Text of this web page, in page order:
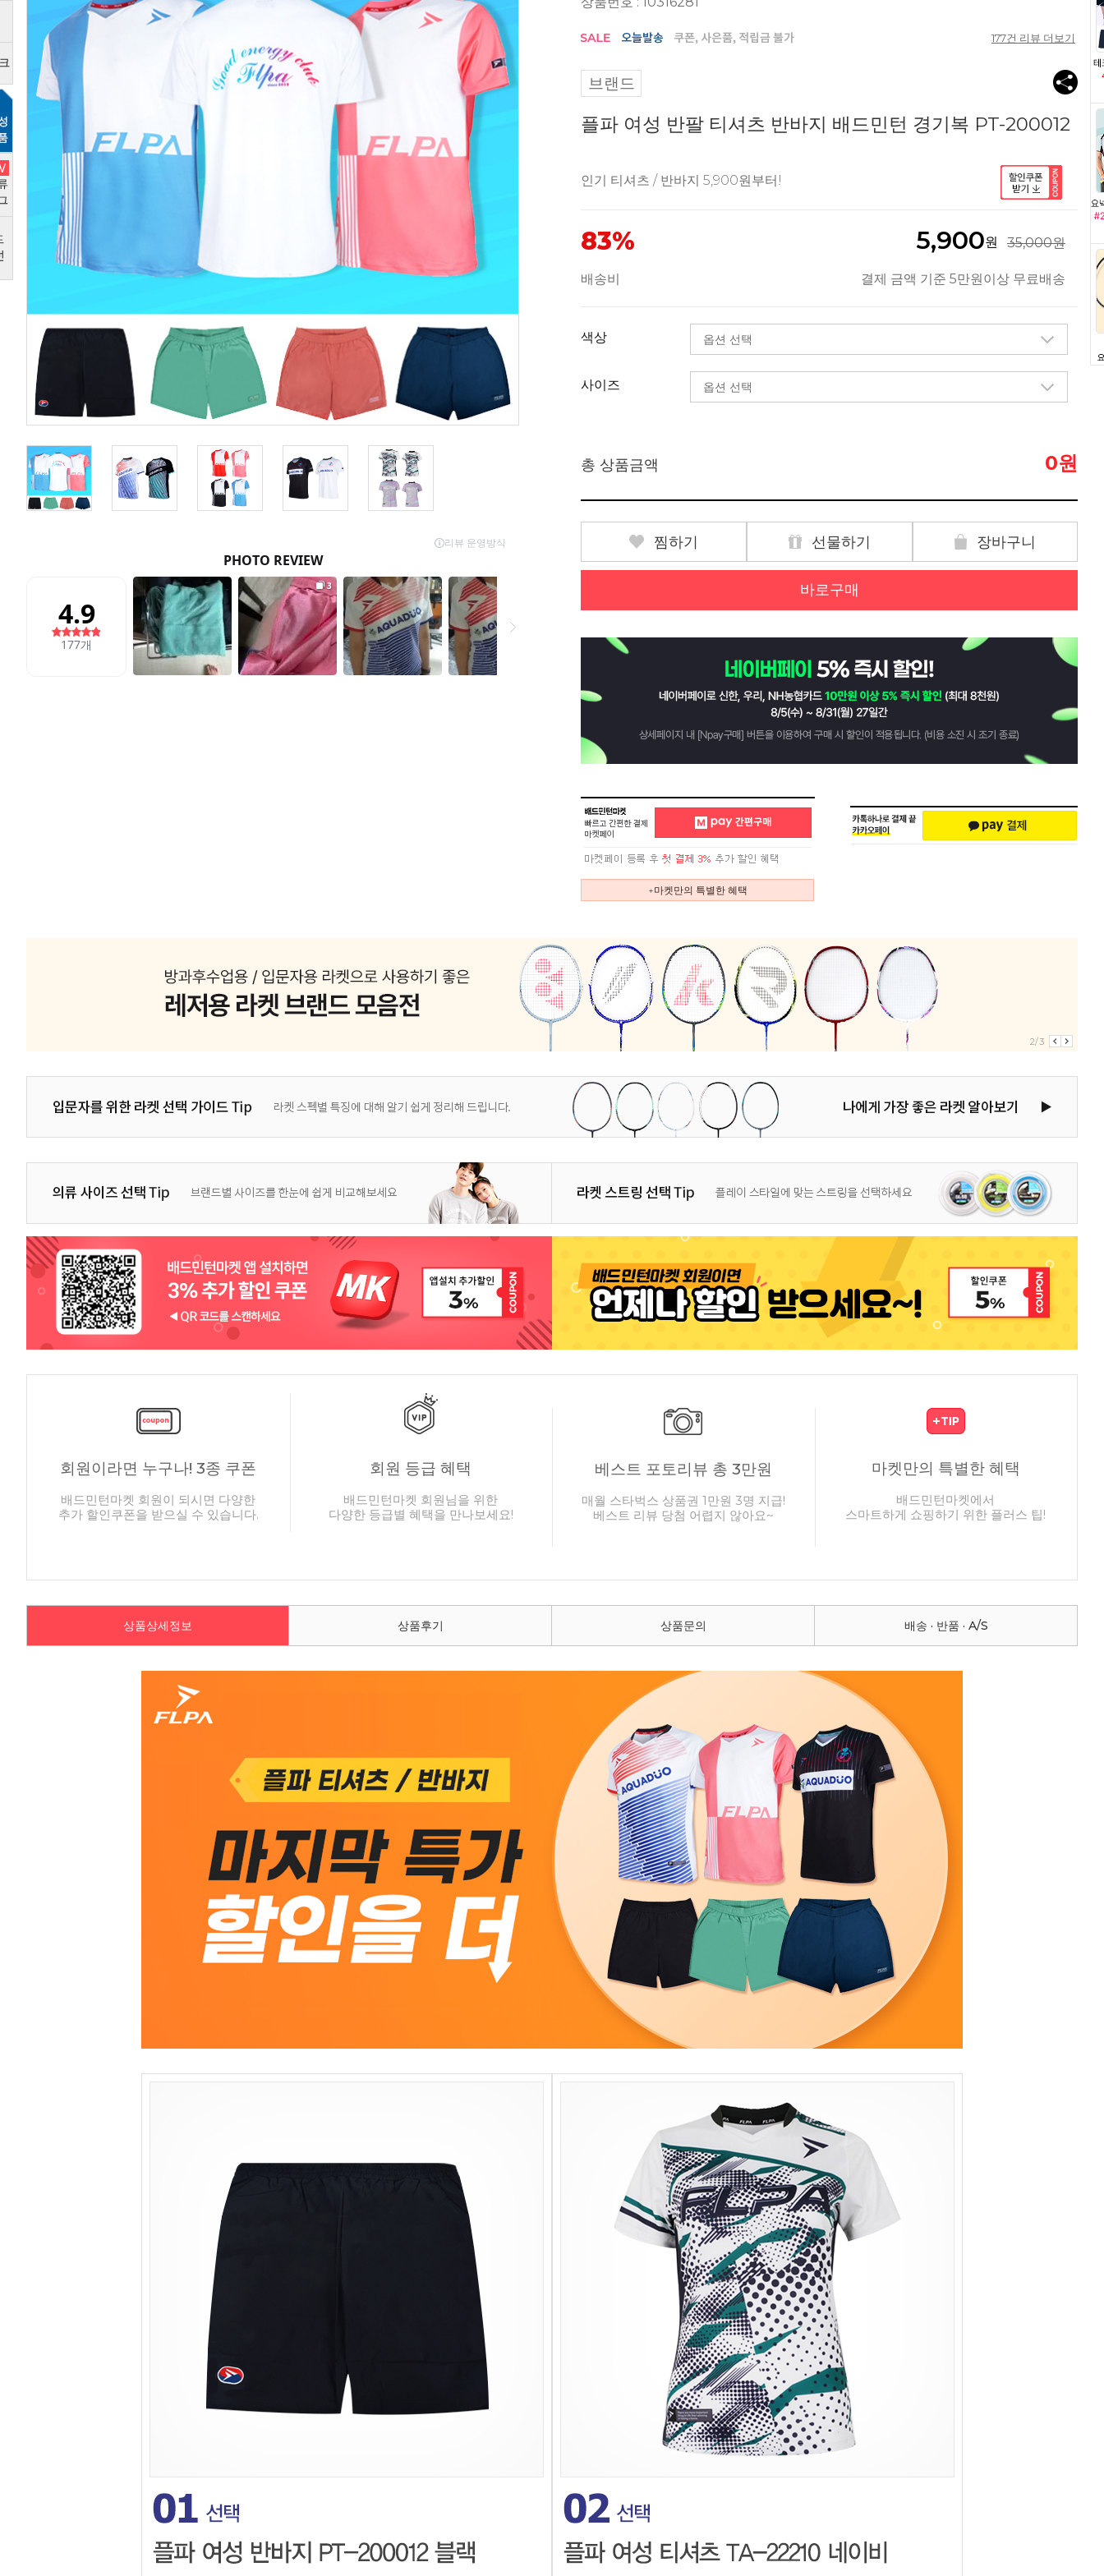
177건 리뷰 더보기
브랜드
플파 여성 반팔 티셔츠 반바지 배드민턴 경기복 PT-200012
인기 티셔츠 / 반바지 5,900원부터!
83% 5,900원 35,000원
배송비 결제 금액 기준 5만원이상 무료배송
색상
사이즈
총 상품금액 0원
찜하기 선물하기 장바구니
바로구매
+마켓만의 특별한 혜택
2/3
회원이라면 누구나! 3종 쿠폰
배드민턴마켓 회원이 되시면 다양한
추가 할인쿠폰을 받으실 수 있습니다.
회원 등급 혜택
배드민턴마켓 회원님을 위한
다양한 등급별 혜택을 만나보세요!
베스트 포토리뷰 총 3만원
매월 스타벅스 상품권 1만원 3명 지급!
베스트 리뷰 당첨 어렵지 않아요~
마켓만의 특별한 혜택
배드민턴마켓에서
스마트하게 쇼핑하기 위한 플러스 팁!
상품상세정보 상품후기 상품문의 배송 · 반품 · A/S